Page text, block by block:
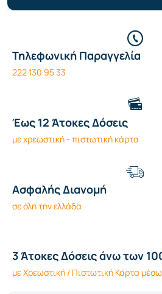
Τηλεφωνική Παραγγελία
222 130 95 33
Έως 12 Άτοκες Δόσεις
με χρεωστική - πιστωτική κάρτα
Ασφαλής Διανομή
σε όλη την ελλάδα
3 Άτοκες Δόσεις άνω των
με Χρεωστική / Πιστωτική Κάρτα